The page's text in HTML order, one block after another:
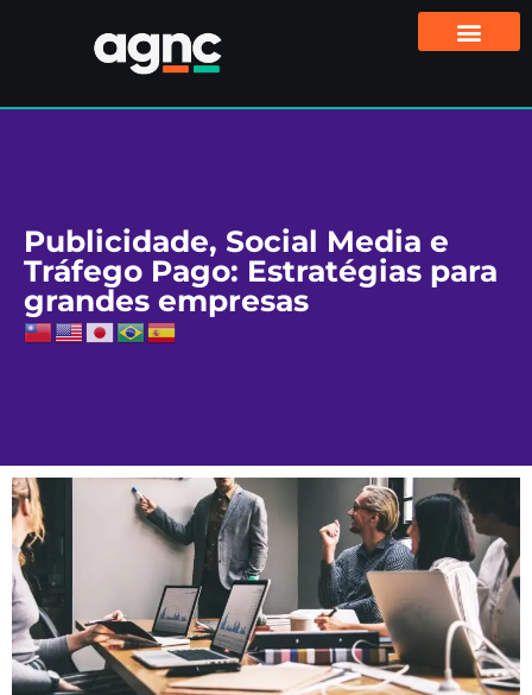
Publicidade, Social Media e
Tráfego Pago: Estratégias para
grandes empresas